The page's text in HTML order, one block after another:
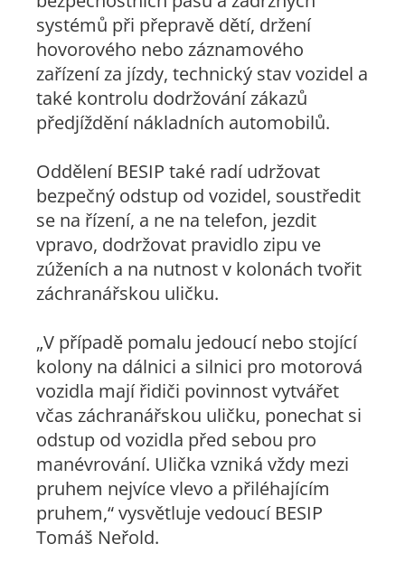
systémů při přepravě dětí, držení
hovorového nebo záznamového
zařízení za jízdy, technický stav vozidel a
také kontrolu dodržování zákazů
předjíždění nákladních automobilů.
Oddělení BESIP také radí udržovat
bezpečný odstup od vozidel, soustředit
se na řízení, a ne na telefon, jezdit
vpravo, dodržovat pravidlo zipu ve
zúženích a na nutnost v kolonách tvořit
záchranářskou uličku.
„V případě pomalu jedoucí nebo stojící
kolony na dálnici a silnici pro motorová
vozidla mají řidiči povinnost vytvářet
včas záchranářskou uličku, ponechat si
odstup od vozidla před sebou pro
manévrování. Ulička vzniká vždy mezi
pruhem nejvíce vlevo a přiléhajícím
pruhem,“vysvětluje vedoucí BESIP
Tomáš Neřold.